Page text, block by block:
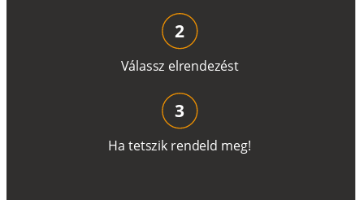
Válassz elrendezést
2
Ha tetszik rendeld meg!
3